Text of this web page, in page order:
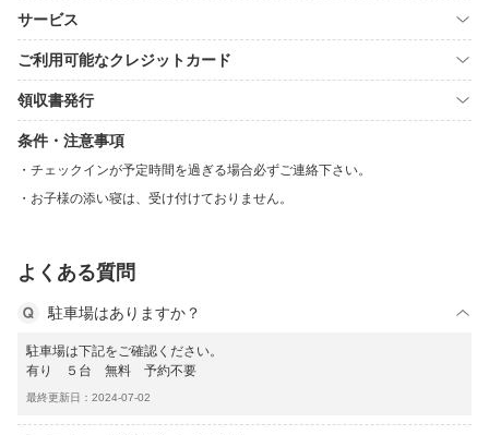
サービス
ご利用可能なクレジットカード
領収書発行
条件・注意事項
チェックインが予定時間を過ぎる場合必ずご連絡下さい。
お子様の添い寝は、受け付けておりません。
よくある質問
駐車場はありますか？
駐車場は下記をご確認ください。
有り ５台 無料 予約不要
最終更新日：2024-07-02